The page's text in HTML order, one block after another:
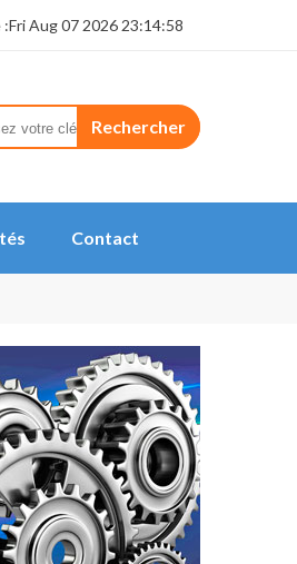
:Fri Aug 07 2026 23:14:58
Rechercher
Contact